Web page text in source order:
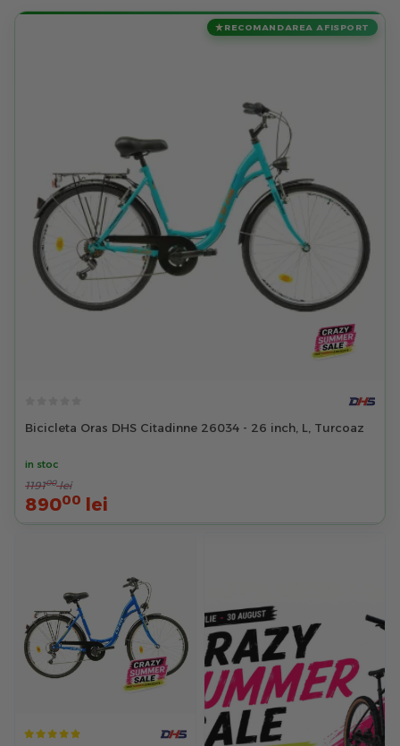
RECOMANDAREA AFISPORT
Bicicleta Oras DHS Citadinne 26034 - 26 inch, L, Turcoaz
in stoc
119100 lei
89000 lei